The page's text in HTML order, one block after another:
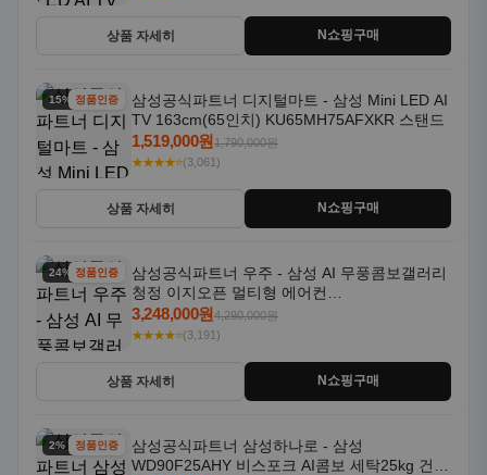
상품 자세히 N쇼핑구매
15% 할인정품인증
삼성공식파트너 디지털마트 - 삼성 Mini LED AI
TV 163cm(65인치) KU65MH75AFXKR 스탠드
1,519,000원1,790,000원
★★★★⭐(3,061)
상품 자세히 N쇼핑구매
24% 할인정품인증
삼성공식파트너 우주 - 삼성 AI 무풍콤보갤러리
청정 이지오픈 멀티형 에어컨
AF80F17D22WRS 기본설치포함
3,248,000원4,290,000원
★★★★⭐(3,191)
상품 자세히 N쇼핑구매
2% 할인정품인증
삼성공식파트너 삼성하나로 - 삼성
WD90F25AHY 비스포크 AI콤보 세탁25kg 건조